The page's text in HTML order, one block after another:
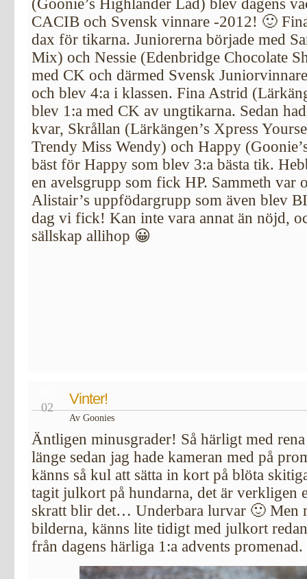
(Goonie’s Highlander Lad) blev dagens
CACIB och Svensk vinnare -2012! 🙂
dax för tikarna. Juniorerna började med
Mix) och Nessie (Edenbridge Chocolate
med CK och därmed Svensk
och blev 4:a i klassen. Fina Astrid
blev 1:a med CK av ungtikarna. Sedan
kvar, Skrållan (Lärkängen’s Xpress
Trendy Miss Wendy) och Happy
bäst för Happy som blev 3:a bästa tik.
en avelsgrupp som fick HP. Sammeth var
Alistair’s uppfödargrupp som även blev
dag vi fick! Kan inte vara annat än nöjd,
sällskap allihop 😀
02 Vinter!
Av Goonies
Äntligen minusgrader! Så härligt med
länge sedan jag hade kameran med på
känns så kul att sätta in kort på blöta
tagit julkort på hundarna, det är verkligen
skratt blir det… Underbara lurvar 🙂 Men
bilderna, känns lite tidigt med julkort
från dagens härliga 1:a advents promenad.